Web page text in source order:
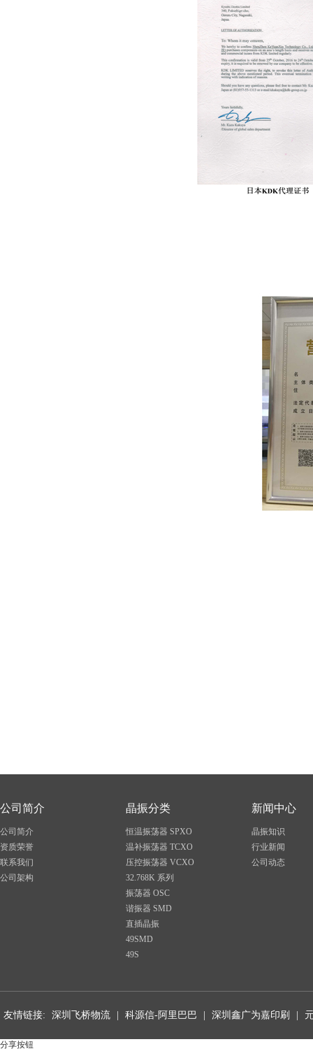
公司简介
公司简介
资质荣誉
联系我们
公司架构
晶振分类
恒温振荡器 SPXO
温补振荡器 TCXO
压控振荡器 VCXO
32.768K 系列
振荡器 OSC
谐振器 SMD
直插晶振
49SMD
49S
新闻中心
晶振知识
行业新闻
公司动态
友情链接: 深圳飞桥物流 科源信-阿里巴巴 深圳鑫广为嘉印刷
分享按钮